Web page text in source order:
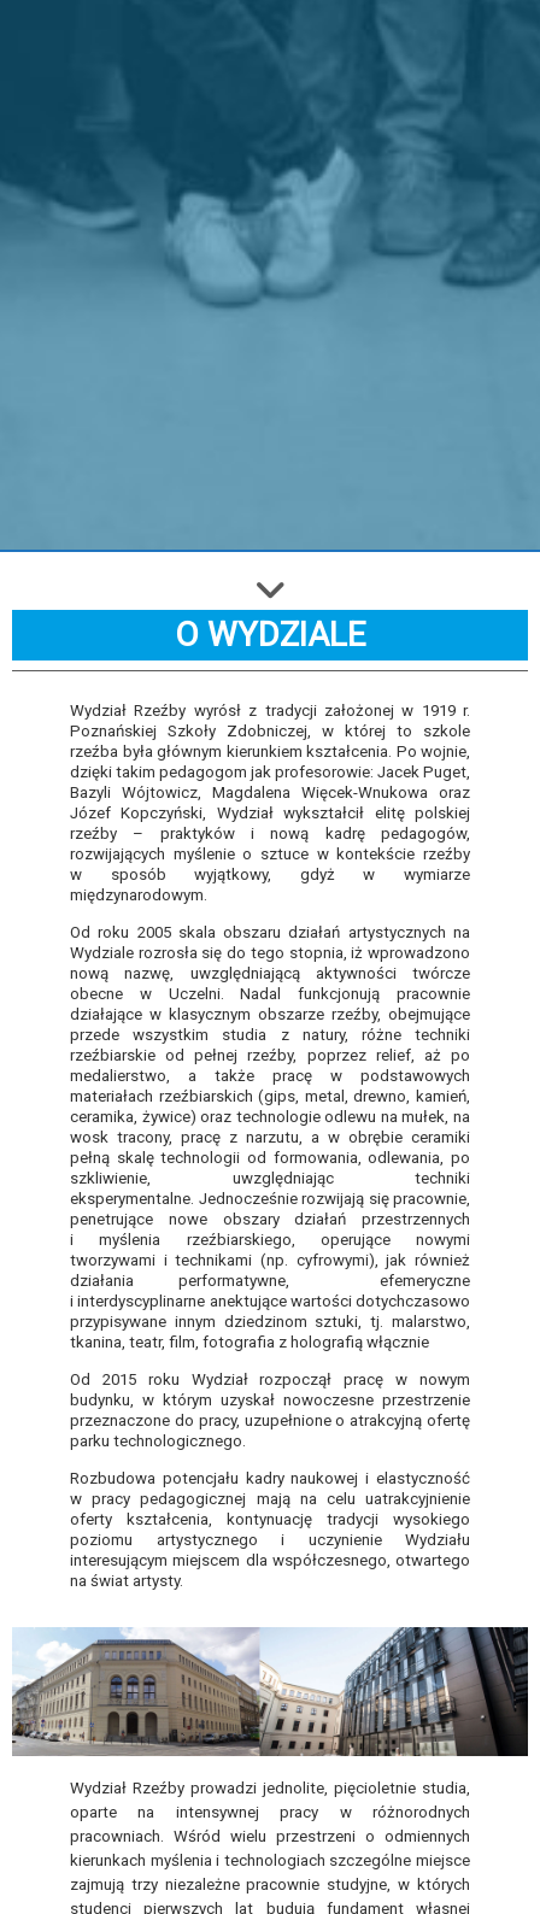
O WYDZIALE
Wydział Rzeźby wyrósł z tradycji założonej w 1919 r.
Poznańskiej Szkoły Zdobniczej, w której to szkole
rzeźba była głównym kierunkiem kształcenia. Po wojnie,
dzięki takim pedagogom jak profesorowie: Jacek Puget,
Bazyli Wójtowicz, Magdalena Więcek-Wnukowa oraz
Józef Kopczyński, Wydział wykształcił elitę polskiej
rzeźby – praktyków i nową kadrę pedagogów,
rozwijających myślenie o sztuce w kontekście rzeźby
w sposób wyjątkowy, gdyż w wymiarze
międzynarodowym.
Od roku 2005 skala obszaru działań artystycznych na
Wydziale rozrosła się do tego stopnia, iż wprowadzono
nową nazwę, uwzględniającą aktywności twórcze
obecne w Uczelni. Nadal funkcjonują pracownie
działające w klasycznym obszarze rzeźby, obejmujące
przede wszystkim studia z natury, różne techniki
rzeźbiarskie od pełnej rzeźby, poprzez relief, aż po
medalierstwo, a także pracę w podstawowych
materiałach rzeźbiarskich (gips, metal, drewno, kamień,
ceramika, żywice) oraz technologie odlewu na mułek, na
wosk tracony, pracę z narzutu, a w obrębie ceramiki
pełną skalę technologii od formowania, odlewania, po
szkliwienie, uwzględniając techniki
eksperymentalne. Jednocześnie rozwijają się pracownie,
penetrujące nowe obszary działań przestrzennych
i myślenia rzeźbiarskiego, operujące nowymi
tworzywami i technikami (np. cyfrowymi), jak również
działania performatywne, efemeryczne
i interdyscyplinarne anektujące wartości dotychczasowo
przypisywane innym dziedzinom sztuki, tj. malarstwo,
tkanina, teatr, film, fotografia z holografią włącznie
Od 2015 roku Wydział rozpoczął pracę w nowym
budynku, w którym uzyskał nowoczesne przestrzenie
przeznaczone do pracy, uzupełnione o atrakcyjną ofertę
parku technologicznego.
Rozbudowa potencjału kadry naukowej i elastyczność
w pracy pedagogicznej mają na celu uatrakcyjnienie
oferty kształcenia, kontynuację tradycji wysokiego
poziomu artystycznego i uczynienie Wydziału
interesującym miejscem dla współczesnego, otwartego
na świat artysty.
Wydział Rzeźby prowadzi jednolite, pięcioletnie studia,
oparte na intensywnej pracy w różnorodnych
pracowniach. Wśród wielu przestrzeni o odmiennych
kierunkach myślenia i technologiach szczególne miejsce
zajmują trzy niezależne pracownie studyjne, w których
studenci pierwszych lat budują fundament własnej